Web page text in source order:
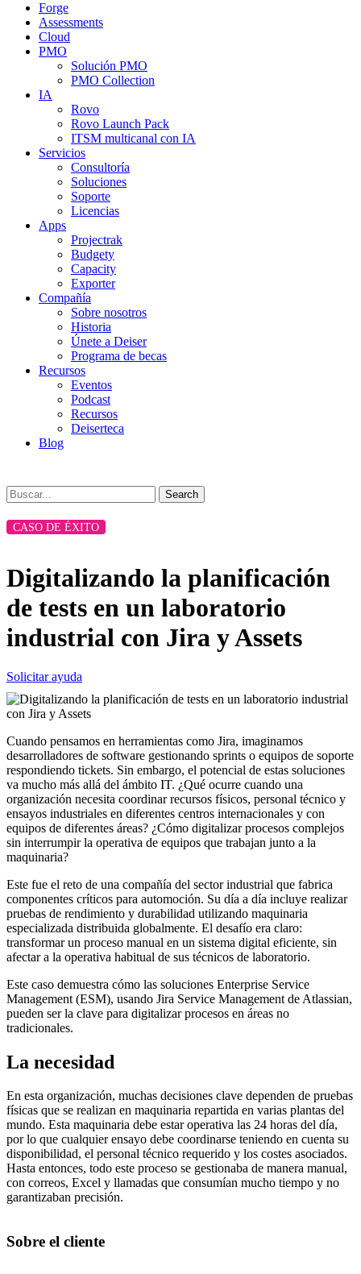
Forge
Assessments
Cloud
PMO
Solución PMO
PMO Collection
IA
Rovo
Rovo Launch Pack
ITSM multicanal con IA
Servicios
Consultoría
Soluciones
Soporte
Licencias
Apps
Projectrak
Budgety
Capacity
Exporter
Compañía
Sobre nosotros
Historia
Únete a Deiser
Programa de becas
Recursos
Eventos
Podcast
Recursos
Deiserteca
Blog
Search
CASO DE ÉXITO
Digitalizando la planificación
de tests en un laboratorio
industrial con Jira y Assets
Solicitar ayuda
Cuando pensamos en herramientas como Jira, imaginamos
desarrolladores de software gestionando sprints o equipos de soporte
respondiendo tickets. Sin embargo, el potencial de estas soluciones
va mucho más allá del ámbito IT. ¿Qué ocurre cuando una
organización necesita coordinar recursos físicos, personal técnico y
ensayos industriales en diferentes centros internacionales y con
equipos de diferentes áreas? ¿Cómo digitalizar procesos complejos
sin interrumpir la operativa de equipos que trabajan junto a la
maquinaria?
Este fue el reto de una compañía del sector industrial que fabrica
componentes críticos para automoción. Su día a día incluye realizar
pruebas de rendimiento y durabilidad utilizando maquinaria
especializada distribuida globalmente. El desafío era claro:
transformar un proceso manual en un sistema digital eficiente, sin
afectar a la operativa habitual de sus técnicos de laboratorio.
Este caso demuestra cómo las soluciones Enterprise Service
Management (ESM), usando Jira Service Management de Atlassian,
pueden ser la clave para digitalizar procesos en áreas no
tradicionales.
La necesidad
En esta organización, muchas decisiones clave dependen de pruebas
físicas que se realizan en maquinaria repartida en varias plantas del
mundo. Esta maquinaria debe estaroperativa las 24 horas del día,
por lo que cualquier ensayo debe coordinarse teniendo en cuenta su
disponibilidad, el personal técnico requerido y los costes asociados.
Hasta entonces, todo este proceso se gestionaba de manera manual,
con correos, Excel y llamadas que consumían mucho tiempo y no
garantizaban precisión.
Sobre el cliente